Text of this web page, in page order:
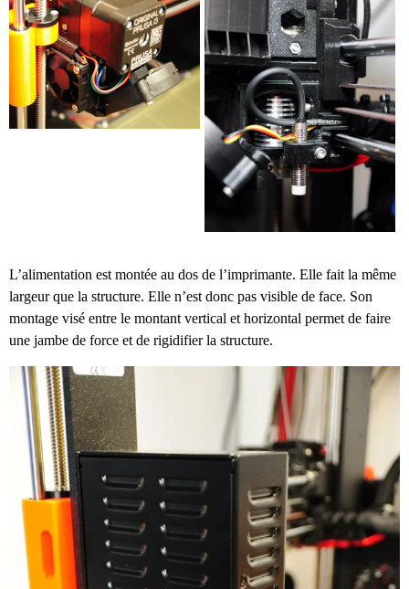
L’alimentation est montée au dos de l’imprimante. Elle fait la même
largeur que la structure. Elle n’est donc pas visible de face. Son
montage visé entre le montant vertical et horizontal permet de faire
une jambe de force et de rigidifier la structure.